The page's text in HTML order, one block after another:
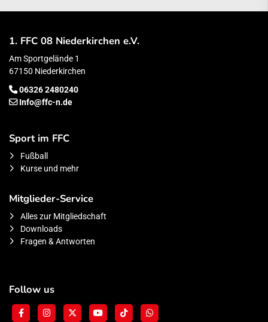
1. FFC 08 Niederkirchen e.V.
Am Sportgelände 1
67150 Niederkirchen
06326 2480240
Info@ffc-n.de
Sport im FFC
Fußball
Kurse und mehr
Mitglieder-Service
Alles zur Mitgliedschaft
Downloads
Fragen & Antworten
Follow us